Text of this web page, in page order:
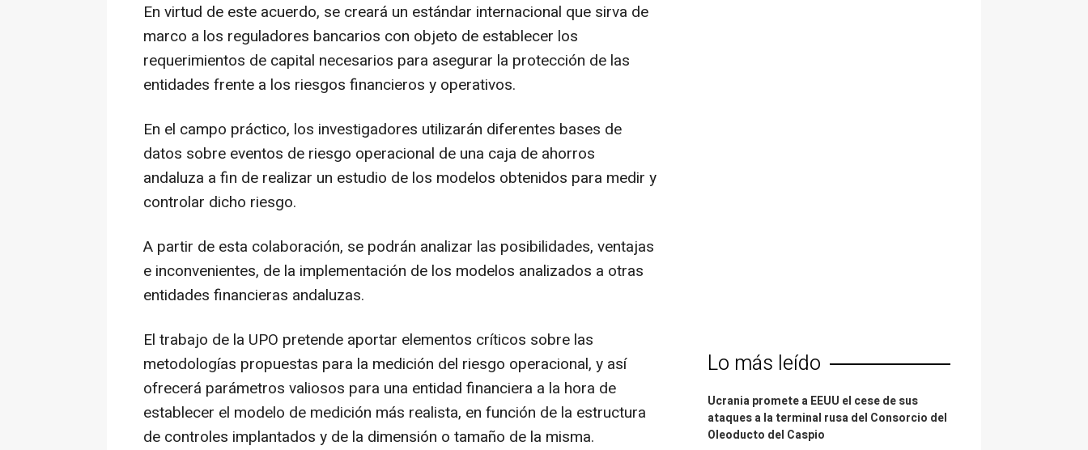
En virtud de este acuerdo, se creará un estándar internacional que sirva de
marco a los reguladores bancarios con objeto de establecer los
requerimientos de capital necesarios para asegurar la protección de las
entidades frente a los riesgos financieros y operativos.
En el campo práctico, los investigadores utilizarán diferentes bases de
datos sobre eventos de riesgo operacional de una caja de ahorros
andaluza a fin de realizar un estudio de los modelos obtenidos para medir y
controlar dicho riesgo.
A partir de esta colaboración, se podrán analizar las posibilidades, ventajas
e inconvenientes, de la implementación de los modelos analizados a otras
entidades financieras andaluzas.
El trabajo de la UPO pretende aportar elementos críticos sobre las
metodologías propuestas para la medición del riesgo operacional, y así
ofrecerá parámetros valiosos para una entidad financiera a la hora de
establecer el modelo de medición más realista, en función de la estructura
de controles implantados y de la dimensión o tamaño de la misma.
Lo más leído
Ucrania promete a EEUU el cese de sus
ataques a la terminal rusa del Consorcio del
Oleoducto del Caspio